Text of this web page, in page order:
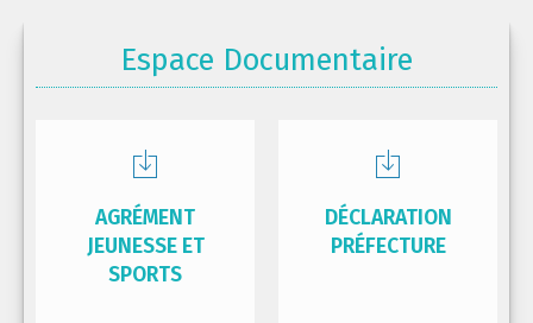
Espace Documentaire
AGRÉMENT
JEUNESSE ET
SPORTS
DÉCLARATION
PRÉFECTURE